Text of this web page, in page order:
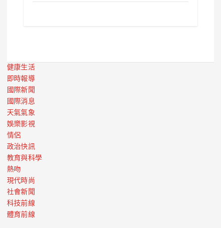
健康生活
即時報導
國際新聞
國際消息
天氣氣象
娛樂影視
情侶
政治快訊
教育與科學
熱吻
現代時尚
社會新聞
科技前線
體育前線